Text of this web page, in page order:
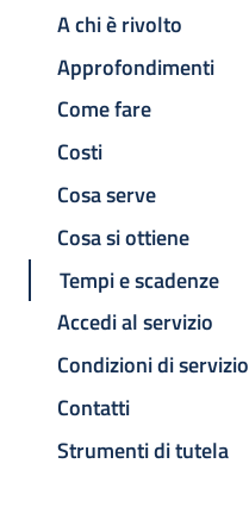
A chi è rivolto
Approfondimenti
Come fare
Costi
Cosa serve
Cosa si ottiene
Tempi e scadenze
Accedi al servizio
Condizioni di servizio
Contatti
Strumenti di tutela